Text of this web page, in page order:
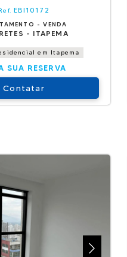
EBI10172
- VENDA
- ITAPEMA
em Itapema
SUA RESERVA
Contatar